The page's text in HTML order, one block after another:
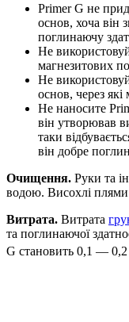
Primer G не
основ, хоча він
поглинаючу
Не
магнезитових
Не
основ, через
Не наносите
він утворював
таки
він добре
Очищення. Руки та
водою. Висохлі
Витрата. Витрата
та поглинаючої
G становить 0,1 —